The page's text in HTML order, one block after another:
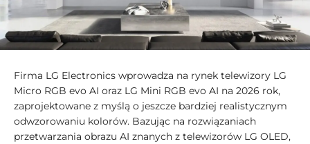
Firma LG Electronics wprowadza na rynek telewizory LG
Micro RGB evo AI oraz LG Mini RGB evo AI na 2026 rok,
zaprojektowane z myślą o jeszcze bardziej realistycznym
odwzorowaniu kolorów. Bazując na rozwiązaniach
przetwarzania obrazu AI znanych z telewizorów LG OLED,